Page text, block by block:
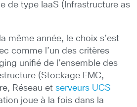
de type IaaS (Infrastructure as
même année, le choix s’est
comme l’un des critères
unifié de l’ensemble des
(Stockage EMC,
Réseau et serveurs UCS
joue à la fois dans la